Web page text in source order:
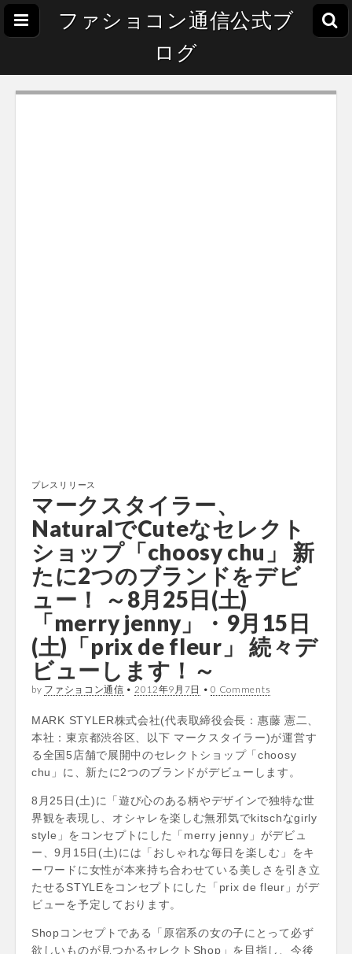
ファショコン通信公式ブ
ログ
プレスリリース
マークスタイラー、
NaturalでCuteなセレクト
ショップ「choosy chu」 新
たに2つのブランドをデビ
ュー！ ～8月25日(土)
「merry jenny」・9月15日
(土)「prix de fleur」 続々デ
ビューします！～
by ファショコン通信 • 2012年9月7日 •0 Comments
MARK STYLER株式会社(代表取締役会長：惠藤 憲二、
本社：東京都渋谷区、以下 マークスタイラー)が運営す
る全国5店舗で展開中のセレクトショップ「choosy
chu」に、新たに2つのブランドがデビューします。
8月25日(土)に「遊び心のある柄やデザインで独特な世
界観を表現し、オシャレを楽しむ無邪気でkitschなgirly
style」をコンセプトにした「merry jenny」がデビュ
ー、9月15日(土)には「おしゃれな毎日を楽しむ」をキ
ーワードに女性が本来持ち合わせている美しさを引き立
たせるSTYLEをコンセプトにした「prix de fleur」がデ
ビューを予定しております。
Shopコンセプトである「原宿系の女の子にとって必ず
欲しいものが見つかるセレクトShop」を目指し、今後